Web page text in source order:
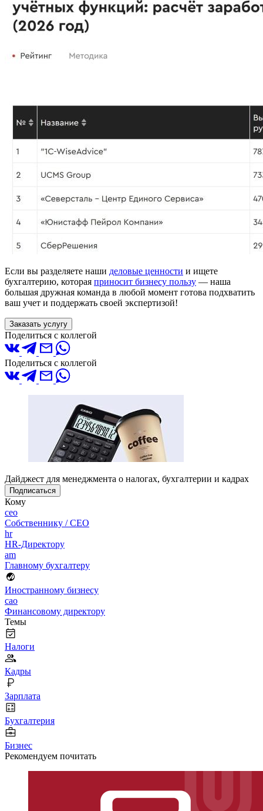
Если вы разделяете наши деловые ценности и ищете
бухгалтерию, которая приносит бизнесу пользу — наша
большая дружная команда в любой момент готова подхватить
ваш учет и поддержать своей экспертизой!
Заказать услугу
Поделиться с коллегой
Поделиться с коллегой
Дайджест для менеджмента о налогах, бухгалтерии и кадрах
Подписаться
Кому
ceo
Собственнику / CEO
hr
HR-Директору
am
Главному бухгалтеру
Иностранному бизнесу
cao
Финансовому директору
Темы
Налоги
Кадры
Зарплата
Бухгалтерия
Бизнес
Рекомендуем почитать